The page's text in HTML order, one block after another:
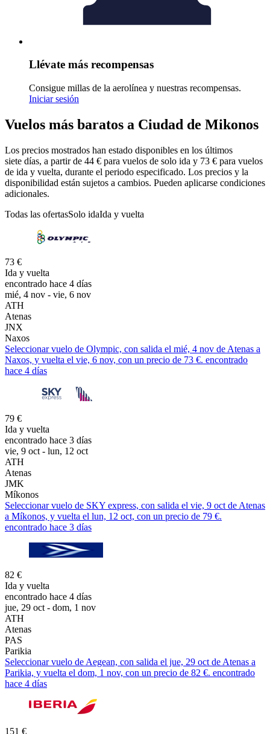
Llévate más recompensas
Consigue millas de la aerolínea y nuestras recompensas.
Iniciar sesión
Vuelos más baratos a Ciudad de Mikonos
Los precios mostrados han estado disponibles en los últimos
siete días, a partir de 44 € para vuelos de solo ida y 73 € para vuelos
de ida y vuelta, durante el periodo especificado. Los precios y la
disponibilidad están sujetos a cambios. Pueden aplicarse condiciones
adicionales.
Todas las ofertasSolo idaIda y vuelta
73 €
Ida y vuelta
encontrado hace 4 días
mié, 4 nov - vie, 6 nov
ATH
Atenas
JNX
Naxos
Seleccionar vuelo de Olympic, con salida el mié, 4 nov de Atenas a
Naxos, y vuelta el vie, 6 nov, con un precio de 73 €. encontrado
hace 4 días
79 €
Ida y vuelta
encontrado hace 3 días
vie, 9 oct - lun, 12 oct
ATH
Atenas
JMK
Míkonos
Seleccionar vuelo de SKY express, con salida el vie, 9 oct de Atenas
a Míkonos, y vuelta el lun, 12 oct, con un precio de 79 €.
encontrado hace 3 días
82 €
Ida y vuelta
encontrado hace 4 días
jue, 29 oct - dom, 1 nov
ATH
Atenas
PAS
Parikia
Seleccionar vuelo de Aegean, con salida el jue, 29 oct de Atenas a
Parikia, y vuelta el dom, 1 nov, con un precio de 82 €. encontrado
hace 4 días
151 €